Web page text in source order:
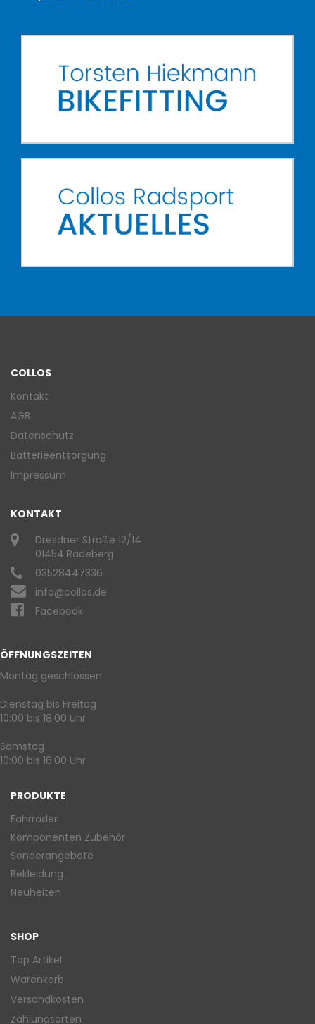
COLLOS
Kontakt
AGB
Datenschutz
Batterieentsorgung
Impressum
KONTAKT
Dresdner Straße 12/14
01454 Radeberg
03528447336
info@collos.de
Facebook
ÖFFNUNGSZEITEN
Montag geschlossen
Dienstag bis Freitag
10:00 bis 18:00 Uhr
Samstag
10:00 bis 16:00 Uhr
PRODUKTE
Fahrräder
Komponenten Zubehör
Sonderangebote
Bekleidung
Neuheiten
SHOP
Top Artikel
Warenkorb
Versandkosten
Zahlungsarten